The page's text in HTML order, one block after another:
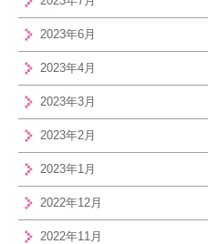
2023年6月
2023年4月
2023年3月
2023年2月
2023年1月
2022年12月
2022年11月